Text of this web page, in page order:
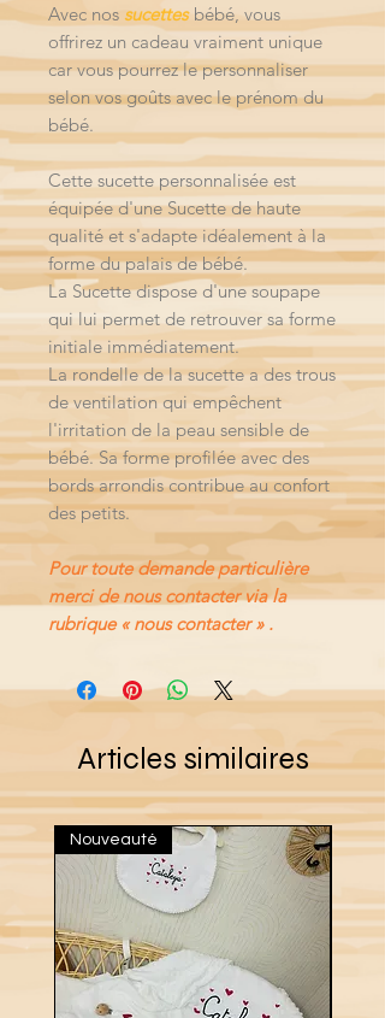
Avec nos sucettesbébé, vous
offrirez un cadeau vraiment unique
car vous pourrez le personnaliser
selon vos goûts avec le prénom du
bébé.
Cette sucette personnalisée est
équipée d'une Sucette de haute
qualité et s'adapte idéalement à la
forme du palais de bébé.
La Sucette dispose d'une soupape
qui lui permet de retrouver sa forme
initiale immédiatement.
La rondelle de la sucette a des trous
de ventilation qui empêchent
l'irritation de la peau sensible de
bébé. Sa forme profilée avec des
bords arrondis contribue au confort
des petits.
Pour toute demande particulière
merci de nous contacter via la
rubrique « nous contacter » .
Articles similaires
Nouveauté